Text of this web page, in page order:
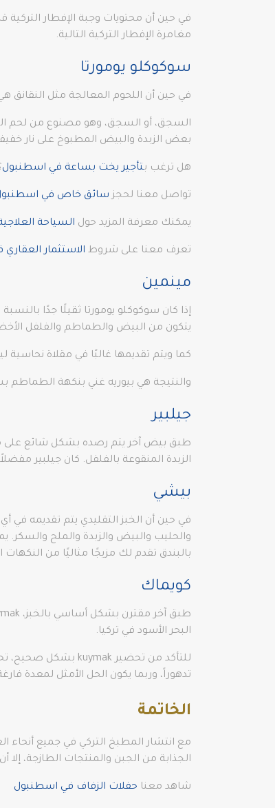
مغامرة الإفطار التركية التالية.
سوكوكلو يومورتا
في حين أن اللحوم المعالجة مثل النقانق
السجق، أو السجق، وهو مصنوع من لحم
بعض الزبدة والبيض المطبوخ على نار
هل ترغب بتأجير يخت بساعة في اسطنبول
تواصل معنا لحجز سائق خاص في
يمكنك معرفة المزيد حول السياحة
تعرف معنا على شروط الاستثمار العقاري
مينمين
يتكون من البيض والطماطم والفلفل
كما ويتم تقديمها غالبًا في مقلاة
والنتيجة هي بيوريه غني بنكهة
جيلبير
الزبدة المنقوعة بالفلفل. كان جيلبير
بيشي
في حين أن الخبز التقليدي يتم تقديمه في
والحليب والبيض والزبدة والملح
بالبندق تقدم لك مزيجًا مثاليًا من النكهات
كويماك
البحر الأسود في تركيا.
تدهوراً، وربما يكون الحل الأمثل لمعدة
الخاتمة
مع انتشار المطبخ التركي في جميع أنحاء
الجذابة من الجبن والمنتجات الطازجة، إلا
شاهد معنا حفلات الزفاف في اسطنبول